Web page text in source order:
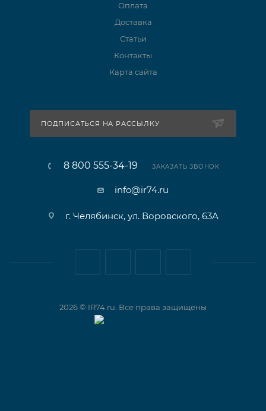
Оплата
Доставка
Статьи
Контакты
Карта сайта
ПОДПИСАТЬСЯ НА РАССЫЛКУ
8 800 555-34-19 ЗАКАЗАТЬ ЗВОНОК
info@ir74.ru
г. Челябинск, ул. Воровского, 63А
2026 © IR74.ru. Все права защищены